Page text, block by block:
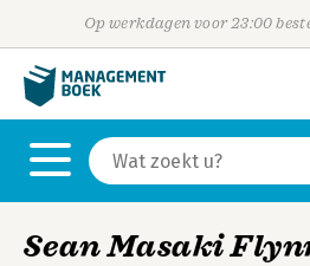
Op werkdagen voor 23:00
Sean Masaki